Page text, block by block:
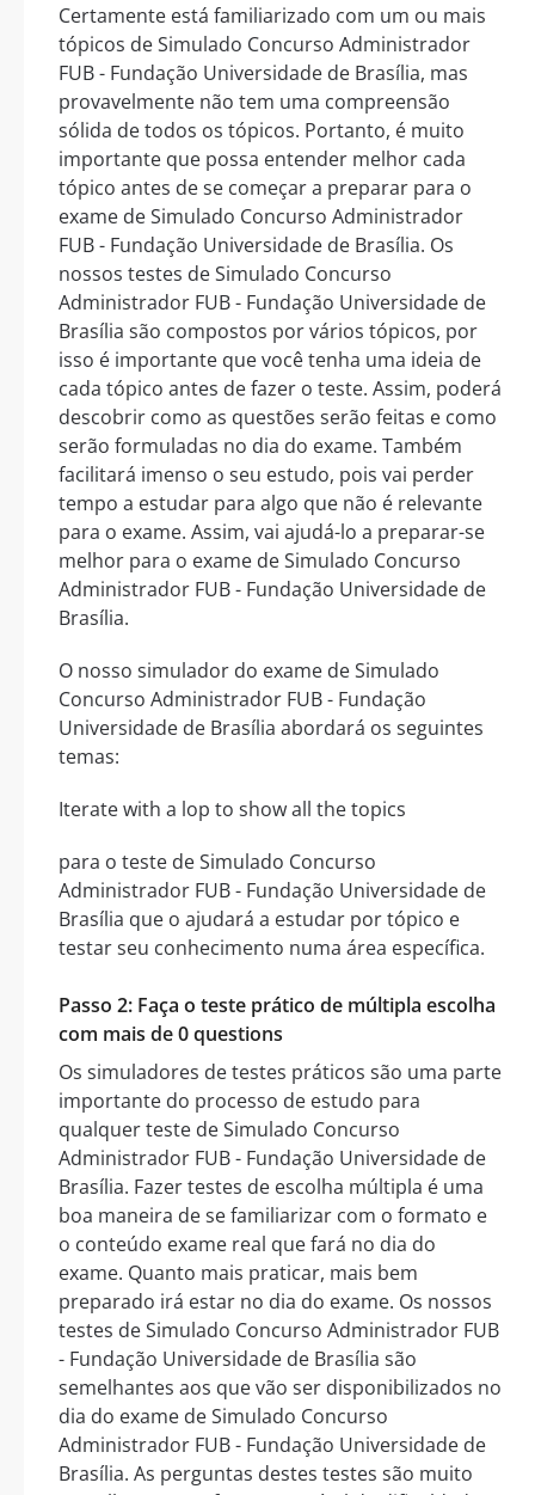
Certamente está familiarizado com um ou mais
tópicos de Simulado Concurso Administrador
FUB - Fundação Universidade de Brasília, mas
provavelmente não tem uma compreensão
sólida de todos os tópicos. Portanto, é muito
importante que possa entender melhor cada
tópico antes de se começar a preparar para o
exame de Simulado Concurso Administrador
FUB - Fundação Universidade de Brasília. Os
nossos testes de Simulado Concurso
Administrador FUB - Fundação Universidade de
Brasília são compostos por vários tópicos, por
isso é importante que você tenha uma ideia de
cada tópico antes de fazer o teste. Assim, poderá
descobrir como as questões serão feitas e como
serão formuladas no dia do exame. Também
facilitará imenso o seu estudo, pois vai perder
tempo a estudar para algo que não é relevante
para o exame. Assim, vai ajudá-lo a preparar-se
melhor para o exame de Simulado Concurso
Administrador FUB - Fundação Universidade de
Brasília.
O nosso simulador do exame de Simulado
Concurso Administrador FUB - Fundação
Universidade de Brasília abordará os seguintes
temas:
Iterate with a lop to show all the topics
para o teste de Simulado Concurso
Administrador FUB - Fundação Universidade de
Brasília que o ajudará a estudar por tópico e
testar seu conhecimento numa área específica.
Passo 2: Faça o teste prático de múltipla escolha
com mais de 0 questions
Os simuladores de testes práticos são uma parte
importante do processo de estudo para
qualquer teste de Simulado Concurso
Administrador FUB - Fundação Universidade de
Brasília. Fazer testes de escolha múltipla é uma
boa maneira de se familiarizar com o formato e
o conteúdo exame real que fará no dia do
exame. Quanto mais praticar, mais bem
preparado irá estar no dia do exame. Os nossos
testes de Simulado Concurso Administrador FUB
- Fundação Universidade de Brasília são
semelhantes aos que vão ser disponibilizados no
dia do exame de Simulado Concurso
Administrador FUB - Fundação Universidade de
Brasília. As perguntas destes testes são muito